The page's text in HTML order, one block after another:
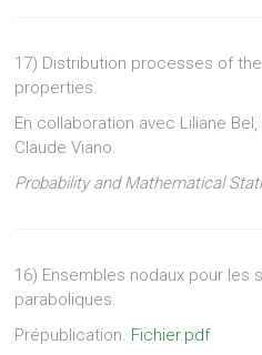
17) Distribution processes of
properties.
En collaboration avec Liliane
Claude Viano.
Probability and Mathematical
16) Ensembles nodaux pour les
paraboliques.
Prépublication. Fichier.pdf